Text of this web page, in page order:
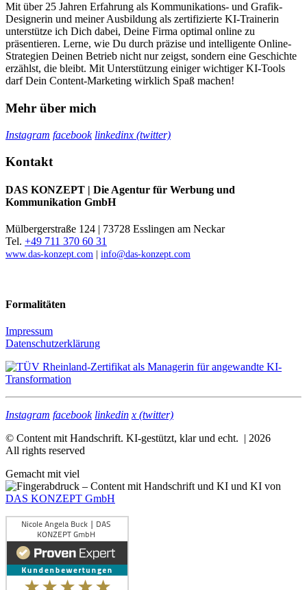
Mit über 25 Jahren Erfahrung als Kommunikations- und Grafik-
Designerin und meiner Ausbildung als zertifizierte KI-Trainerin
unterstütze ich Dich dabei, Deine Firma optimal online zu
präsentieren. Lerne, wie Du durch präzise und intelligente Online-
Strategien Deinen Betrieb nicht nur zeigst, sondern eine Geschichte
erzählst, die bleibt. Mit Unterstützung einiger wichtiger KI-Tools
darf Dein Content-Marketing wirklich Spaß machen!
Mehr über mich
Instagram facebook linkedinx (twitter)
Kontakt
DAS KONZEPT | Die Agentur für Werbung und
Kommunikation GmbH
Mülbergerstraße 124 | 73728 Esslingen am Neckar
Tel. +49 711 370 60 31
www.das-konzept.com info@das-konzept.com
Formalitäten
Impressum
Datenschutzerklärung
Instagram facebook linkedin x (twitter)
© Content mit Handschrift. KI-gestützt, klar und echt. | 2026
All rights reserved
Gemacht mit viel
und KI von
DAS KONZEPT GmbH